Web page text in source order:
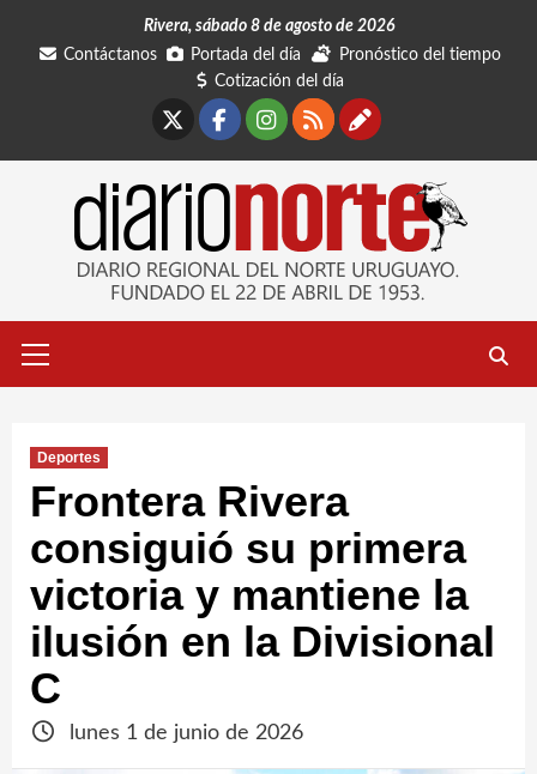
Rivera, sábado 8 de agosto de 2026
Contáctanos
Portada del día
Pronóstico del tiempo
Cotización del día
Facebook
Instagram
RSSContáctanos
primario
Deportes
Frontera Rivera
consiguió su primera
victoria y mantiene la
ilusión en la Divisional
C
lunes 1 de junio de 2026